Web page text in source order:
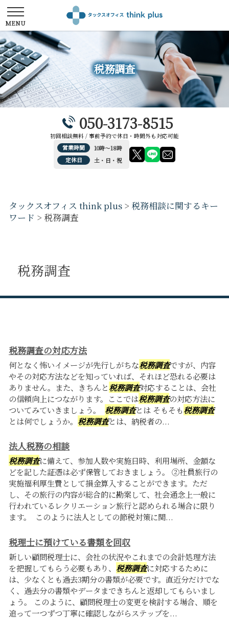
税務調査
050-3173-8515
初回相談無料 / 事前予約で休日・時間外も対応可能
営業時間
10時～18時
定休日
土・日・祝
タックスオフィス think plus > 税務相談に関するキー
ワード > 税務調査
税務調査
税務調査の対応方法
何となく怖いイメージが先行しがちな税務調査ですが、内容
やその対応方法などを知っていれば、それほど恐れる必要は
ありません。また、きちんと税務調査対応することは、会社
の信頼向上につながります。ここでは税務調査の対応方法に
ついてみていきましょう。 税務調査とは そもそも税務調査
とは何でしょうか。 税務調査とは、納税者の...
法人税務の相談
税務調査に備えて、参加人数や実施日時、利用場所、金額な
どを記した証憑は必ず保管しておきましょう。 ②社員旅行の
実施福利厚生費として損金算入することができます。ただ
し、その旅行の内容が総合的に勘案して、社会通念上一般に
行われているレクリエーション旅行と認められる場合に限り
ます。 このように法人としての節税対策に関...
税理士に預けている書類を回収
新しい顧問税理士に、会社の状況やこれまでの会計処理方法
を把握してもらう必要もあり、 税務調査に対応するために
は、少なくとも過去3期分の書類が必要です。直近分だけでな
く、過去分の書類やデータまできちんと返却してもらいまし
ょう。 このように、顧問税理士の変更を検討する場合、順を
追って一つずつ丁寧に確認しながらステップを...